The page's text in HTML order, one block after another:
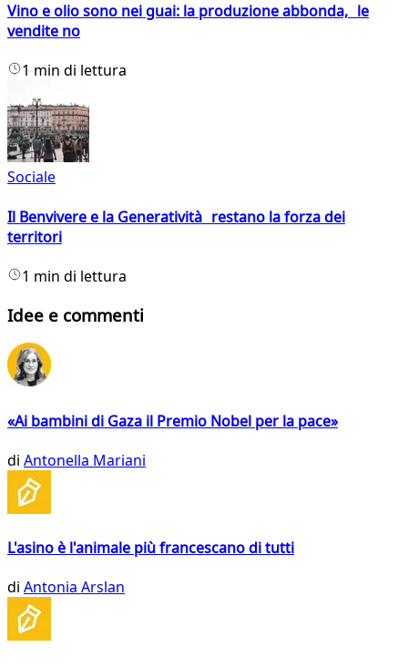
Vino e olio sono nei guai: la produzione abbonda, le
vendite no
1 min di lettura
Sociale
Il Benvivere e la Generatività restano la forza dei
territori
1 min di lettura
Idee e commenti
«Ai bambini di Gaza il Premio Nobel per la pace»
di Antonella Mariani
L'asino è l'animale più francescano di tutti
di Antonia Arslan